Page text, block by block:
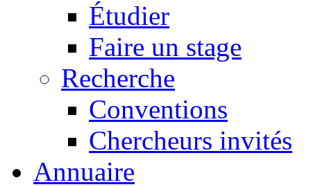
Étudier
Faire un stage
Recherche
Conventions
Chercheurs invités
Annuaire